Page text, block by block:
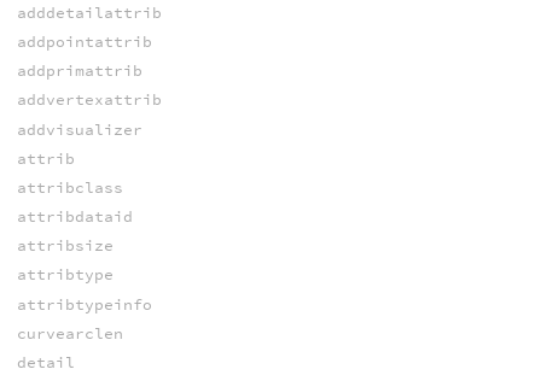
adddetailattrib
addpointattrib
addprimattrib
addvertexattrib
addvisualizer
attrib
attribclass
attribdataid
attribsize
attribtype
attribtypeinfo
curvearclen
detail